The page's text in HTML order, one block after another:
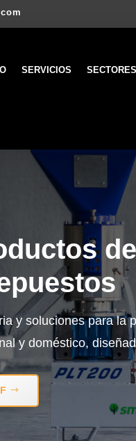
SERVICIOS SECTORES
y soluciones para la
y doméstico,